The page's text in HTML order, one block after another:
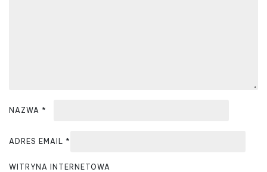
NAZWA *
ADRES EMAIL *
WITRYNA INTERNETOWA